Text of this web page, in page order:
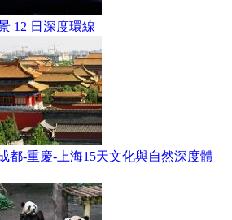
12 日深度環線
都-重慶-上海15天文化與自然深度體